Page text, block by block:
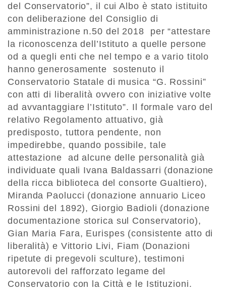
del Conservatorio”, il cui Albo è stato istituito
con deliberazione del Consiglio di
amministrazione n.50 del 2018 per “attestare
la riconoscenza dell’Istituto a quelle persone
od a quegli enti che nel tempo e a vario titolo
hanno generosamente sostenuto il
Conservatorio Statale di musica “G. Rossini”
con atti di liberalità ovvero con iniziative volte
ad avvantaggiare l’Istituto”. Il formale varo del
relativo Regolamento attuativo, già
predisposto, tuttora pendente, non
impedirebbe, quando possibile, tale
attestazione ad alcune delle personalità già
individuate quali Ivana Baldassarri (donazione
della ricca biblioteca del consorte Gualtiero),
Miranda Paolucci (donazione annuario Liceo
Rossini del 1892), Giorgio Badioli (donazione
documentazione storica sul Conservatorio),
Gian Maria Fara, Eurispes (consistente atto di
liberalità) e Vittorio Livi, Fiam (Donazioni
ripetute di pregevoli sculture), testimoni
autorevoli del rafforzato legame del
Conservatorio con la Città e le Istituzioni.